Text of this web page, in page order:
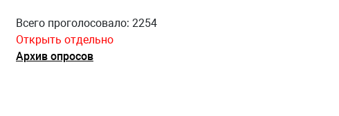
Всего проголосовало: 2254
Открыть отдельно
Архив опросов